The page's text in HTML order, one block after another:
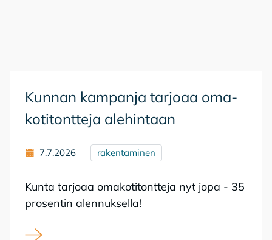
Kun­nan kam­pan­ja tar­jo­aa oma­
ko­ti­tont­te­ja ale­hin­taan
7.7.2026 rakentaminen
Kun­ta tar­jo­aa oma­ko­ti­tont­te­ja nyt jopa - 35
pro­sen­tin alen­nuk­sel­la!
Kunnan kampanja tarjoaa omakotitontteja alehintaan